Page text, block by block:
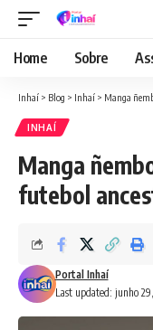
Home Sobre
Inhaí > Blog > Inhaí > Manga
INHAÍ
Manga
futebol
Last updated: junho
Portal Inhaí